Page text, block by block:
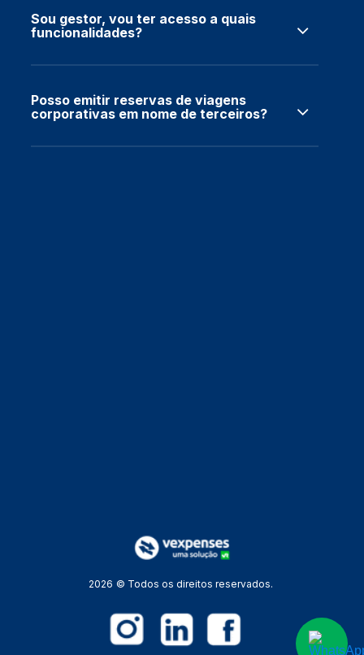
Sou gestor, vou ter acesso a quais
funcionalidades?
Posso emitir reservas de viagens
corporativas em nome de terceiros?
2026 © Todos os direitos reservados.